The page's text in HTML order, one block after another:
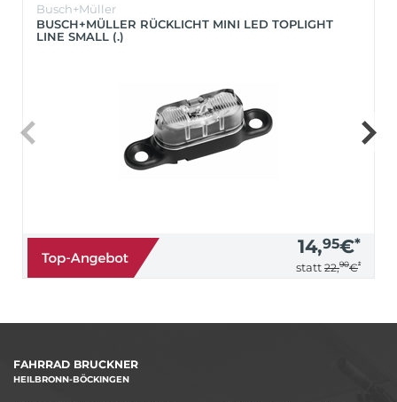
Busch+Müller
BUSCH+MÜLLER RÜCKLICHT MINI LED TOPLIGHT
LINE SMALL (.)
14,95€*
statt 22,90€*
FAHRRAD BRUCKNER
HEILBRONN-BÖCKINGEN